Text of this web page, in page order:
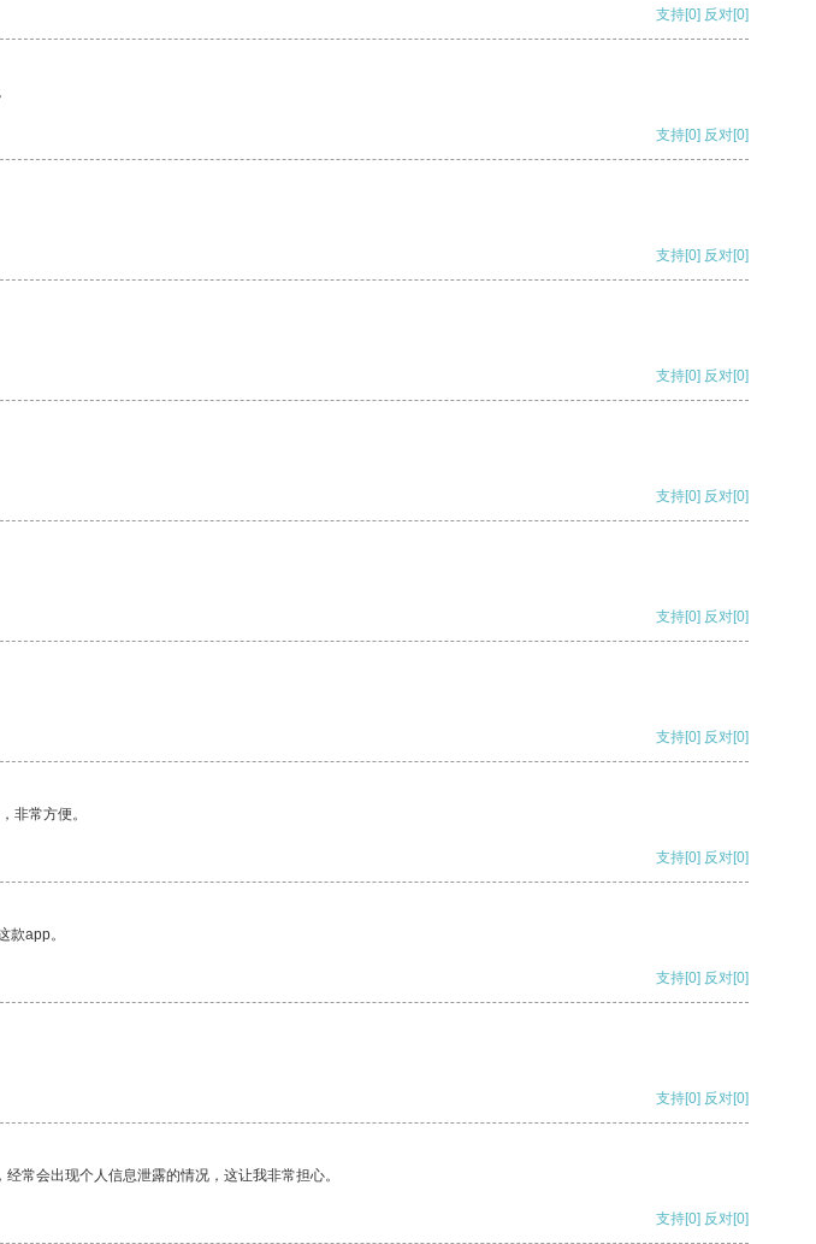
支持[0] 反对[0]
支持[0] 反对[0]
支持[0] 反对[0]
支持[0] 反对[0]
支持[0] 反对[0]
支持[0] 反对[0]
支持[0] 反对[0]
非常方便。
支持[0] 反对[0]
款app。
支持[0] 反对[0]
支持[0] 反对[0]
常会出现个人信息泄露的情况，这让我非常担心。
支持[0] 反对[0]